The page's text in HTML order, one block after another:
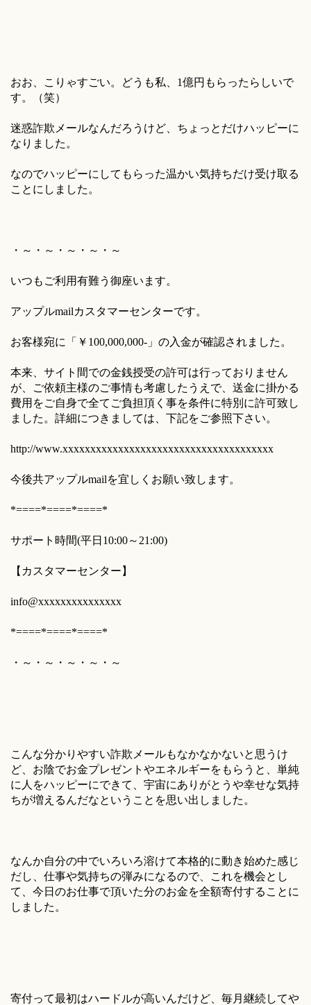
おお、こりゃすごい。どうも私、1億円もらったらしいで
す。（笑）
迷惑詐欺メールなんだろうけど、ちょっとだけハッピーに
なりました。
なのでハッピーにしてもらった温かい気持ちだけ受け取る
ことにしました。
・～・～・～・～・～
いつもご利用有難う御座います。
アップルmailカスタマーセンターです。
お客様宛に「￥100,000,000-」の入金が確認されました。
本来、サイト間での金銭授受の許可は行っておりません
が、ご依頼主様のご事情も考慮したうえで、送金に掛かる
費用をご自身で全てご負担頂く事を条件に特別に許可致し
ました。詳細につきましては、下記をご参照下さい。
http://www.xxxxxxxxxxxxxxxxxxxxxxxxxxxxxxxxxxxxxx
今後共アップルmailを宜しくお願い致します。
*====*====*====*
サポート時間(平日10:00～21:00)
【カスタマーセンター】
info@xxxxxxxxxxxxxxx
*====*====*====*
・～・～・～・～・～
こんな分かりやすい詐欺メールもなかなかないと思うけ
ど、お陰でお金プレゼントやエネルギーをもらうと、単純
に人をハッピーにできて、宇宙にありがとうや幸せな気持
ちが増えるんだなということを思い出しました。
なんか自分の中でいろいろ溶けて本格的に動き始めた感じ
だし、仕事や気持ちの弾みになるので、これを機会とし
て、今日のお仕事で頂いた分のお金を全額寄付することに
しました。
寄付って最初はハードルが高いんだけど、毎月継続してや